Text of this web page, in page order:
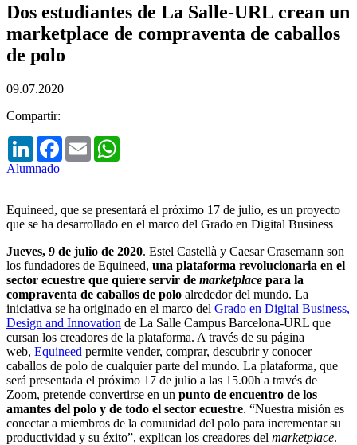
Dos estudiantes de La Salle-URL crean un
marketplace de compraventa de caballos
de polo
09.07.2020
Compartir:
LinkedInFacebook
Email
Alumnado
Equineed, que se presentará el próximo 17 de julio, es un proyecto
que se ha desarrollado en el marco del Grado en Digital Business
Jueves, 9 de julio de 2020. Estel Castellà y Caesar Crasemann son
los fundadores de Equineed, una plataforma revolucionaria en el
sector ecuestre que quiere servir de marketplace para la
compraventa de caballos de polo alrededor del mundo. La
iniciativa se ha originado en el marco del Grado en Digital Business,
Design and Innovation de La Salle Campus Barcelona-URL que
cursan los creadores de la plataforma. A través de su página
web, Equineed permite vender, comprar, descubrir y conocer
caballos de polo de cualquier parte del mundo. La plataforma, que
será presentada el próximo 17 de julio a las 15.00h a través de
Zoom, pretende convertirse en un punto de encuentro de los
amantes del polo y de todo el sector ecuestre. “Nuestra misión es
conectar a miembros de la comunidad del polo para incrementar su
productividad y su éxito”, explican los creadores del marketplace.